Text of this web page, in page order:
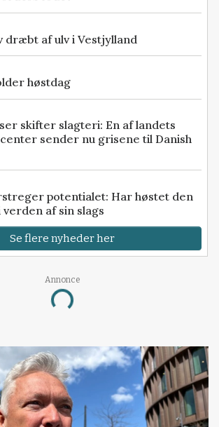
dræbt af ulv i Vestjylland
høstdag
skifter slagteri: En af landets
sender nu grisene til Danish
potentialet: Har høstet den
af sin slags
Se flere nyheder her
Annonce
Loading...